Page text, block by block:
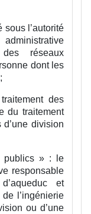
sous l’autorité
réseaux
dont les
des
du traitement
division
publics » :
le
responsable
et
l’ingénierie
ou d’une